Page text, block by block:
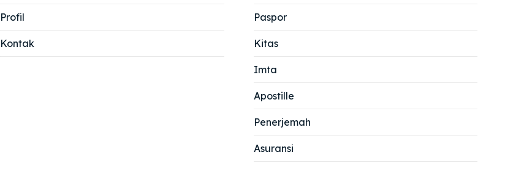
Cari
Cari
Profil
Kontak
Paspor
Kitas
Imta
Apostille
Penerjemah
Asuransi